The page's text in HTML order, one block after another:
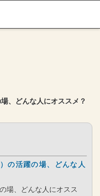
、どんな人にオススメ？
の活躍の場、どんな人
場、どんな人にオスス